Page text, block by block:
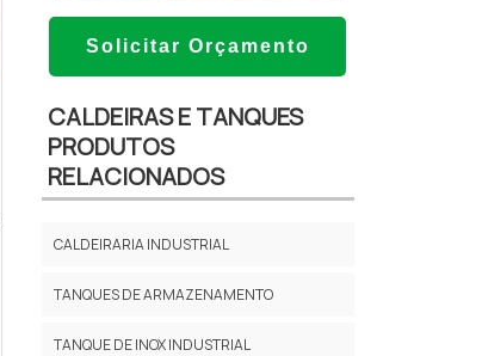
Solicitar Orçamento
CALDEIRAS E TANQUES
PRODUTOS
RELACIONADOS
CALDEIRARIA INDUSTRIAL
TANQUES DE ARMAZENAMENTO
TANQUE DE INOX INDUSTRIAL